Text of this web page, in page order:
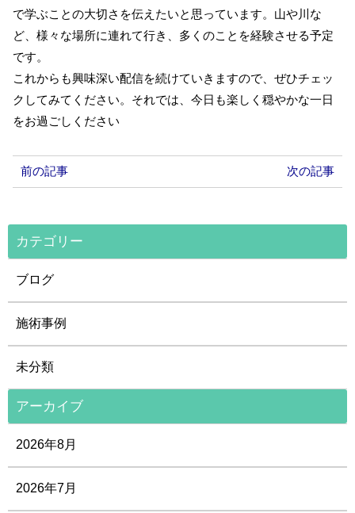
で学ぶことの大切さを伝えたいと思っています。山や川な
ど、様々な場所に連れて行き、多くのことを経験させる予定
です。
これからも興味深い配信を続けていきますので、ぜひチェッ
クしてみてください。それでは、今日も楽しく穏やかな一日
をお過ごしください
前の記事 次の記事
カテゴリー
ブログ
施術事例
未分類
アーカイブ
2026年8月
2026年7月